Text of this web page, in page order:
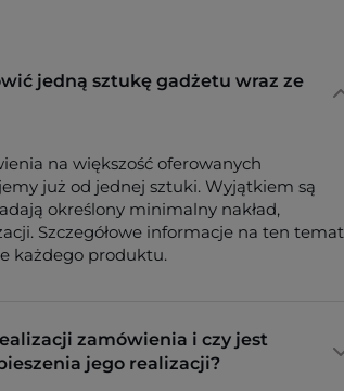
jedną sztukę gadżetu wraz ze
na większość oferowanych
już od jednej sztuki. Wyjątkiem są
określony minimalny nakład,
Szczegółowe informacje na ten temat
każdego produktu.
zamówienia i czy jest
jego realizacji?